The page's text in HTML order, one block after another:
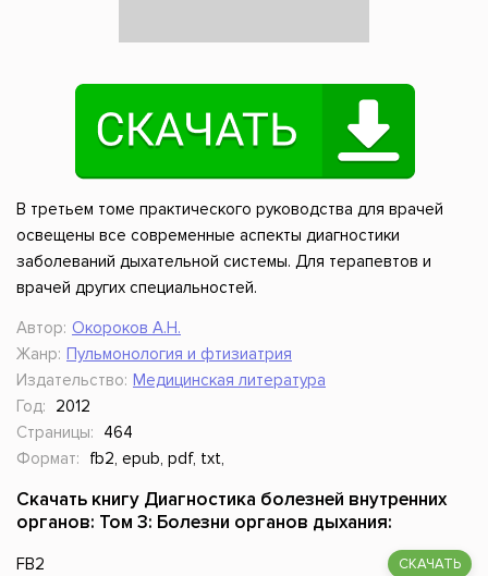
В третьем томе практического руководства для врачей
освещены все современные аспекты диагностики
заболеваний дыхательной системы. Для терапевтов и
врачей других специальностей.
Автор: Окороков А.Н.
Жанр: Пульмонология и фтизиатрия
Издательство: Медицинская литература
Год:
2012
Страницы:
464
Формат:
fb2, epub, pdf, txt,
Скачать книгу Диагностика болезней внутренних
органов: Том 3: Болезни органов дыхания:
FB2 СКАЧАТЬ